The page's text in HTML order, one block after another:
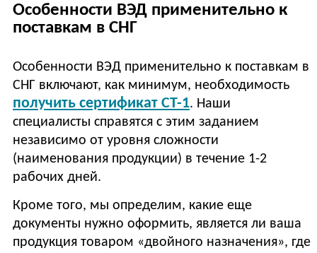
Особенности ВЭД применительно к
поставкам в СНГ
Особенности ВЭД применительно к поставкам в
СНГ включают, как минимум, необходимость
получить сертификат СТ-1. Наши
специалисты справятся с этим заданием
независимо от уровня сложности
(наименования продукции) в течение 1-2
рабочих дней.
Кроме того, мы определим, какие еще
документы нужно оформить, является ли ваша
продукция товаром «двойного назначения», где